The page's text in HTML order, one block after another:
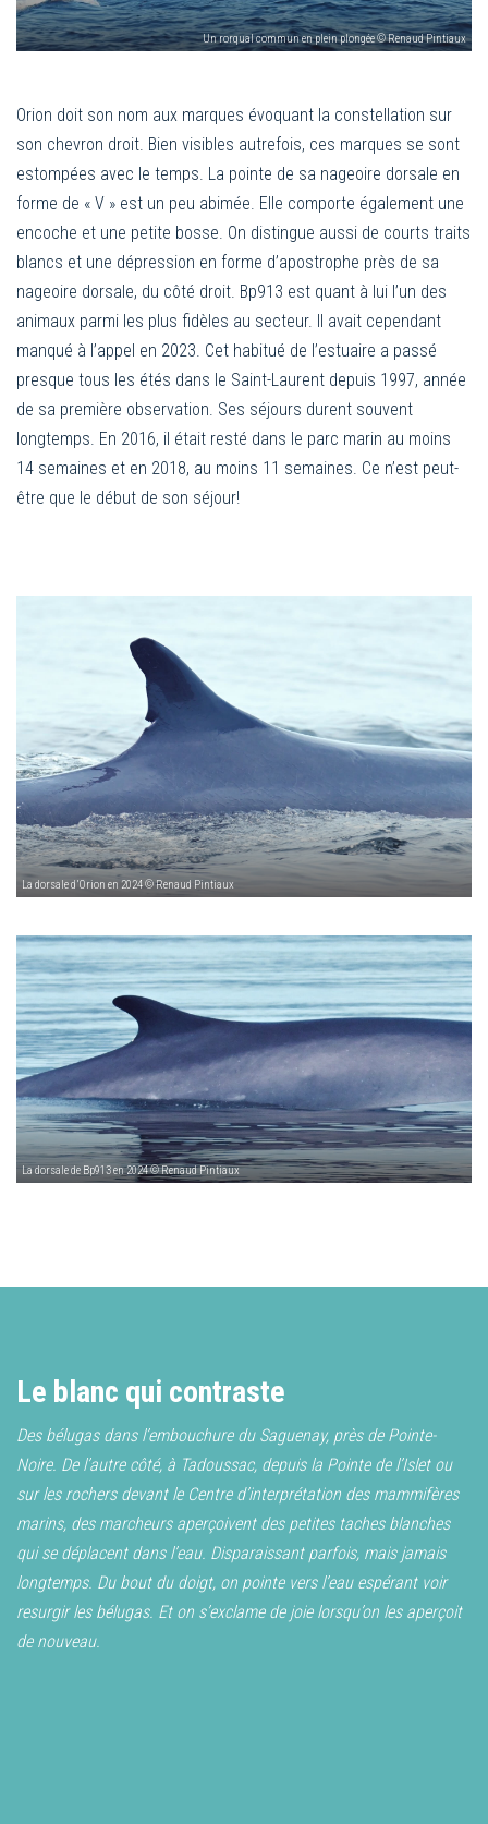
Un rorqual commun en plein plongée © Renaud Pintiaux
Orion doit son nom aux marques évoquant la constellation sur
son chevron droit. Bien visibles autrefois, ces marques se sont
estompées avec le temps. La pointe de sa nageoire dorsale en
forme de « V » est un peu abimée. Elle comporte également une
encoche et une petite bosse. On distingue aussi de courts traits
blancs et une dépression en forme d’apostrophe près de sa
nageoire dorsale, du côté droit. Bp913 est quant à lui l’un des
animaux parmi les plus fidèles au secteur. Il avait cependant
manqué à l’appel en 2023. Cet habitué de l’estuaire a passé
presque tous les étés dans le Saint-Laurent depuis 1997, année
de sa première observation. Ses séjours durent souvent
longtemps. En 2016, il était resté dans le parc marin au moins
14 semaines et en 2018, au moins 11 semaines. Ce n’est peut-
être que le début de son séjour!
La dorsale d’Orion en 2024 © Renaud Pintiaux
La dorsale de Bp913 en 2024 © Renaud Pintiaux
Le blanc qui contraste
Des bélugas dans l’embouchure du Saguenay, près de Pointe-
Noire. De l’autre côté, à Tadoussac, depuis la Pointe de l’Islet ou
sur les rochers devant le Centre d’interprétation des mammifères
marins, des marcheurs aperçoivent des petites taches blanches
qui se déplacent dans l’eau. Disparaissant parfois, mais jamais
longtemps. Du bout du doigt, on pointe vers l’eau espérant voir
resurgir les bélugas. Et on s’exclame de joie lorsqu’on les aperçoit
de nouveau.